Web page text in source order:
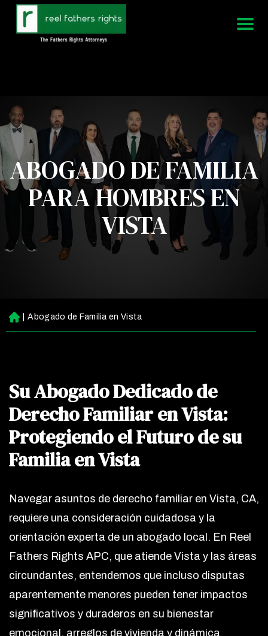
951-339-3826
Estamos disponibles 24/7
ABOGADO DE FAMILIA
PARA HOMBRES EN
VISTA
Ini
ci
Abogado de Familia en Vista
Su Abogado Dedicado de
Derecho Familiar en Vista:
Protegiendo el Futuro de su
Familia en Vista
Navegar asuntos de derecho familiar en Vista, CA,
requiere una consideración cuidadosa y la
orientación experta de un abogado local. En Reel
Fathers Rights APC, que atiende Vista y las áreas
circundantes, entendemos que incluso disputas
aparentemente menores pueden tener impactos
significativos y duraderos en su bienestar
emocional, arreglos de vivienda y dinámica